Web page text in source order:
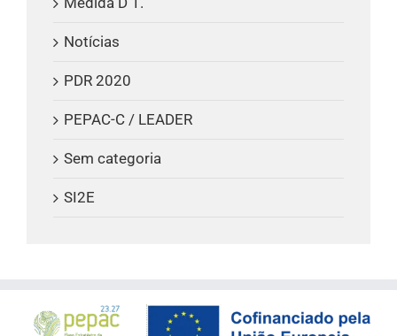
Notícias
PDR 2020
PEPAC-C / LEADER
Sem categoria
SI2E